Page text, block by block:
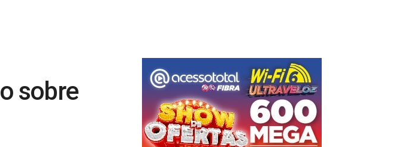
sobre